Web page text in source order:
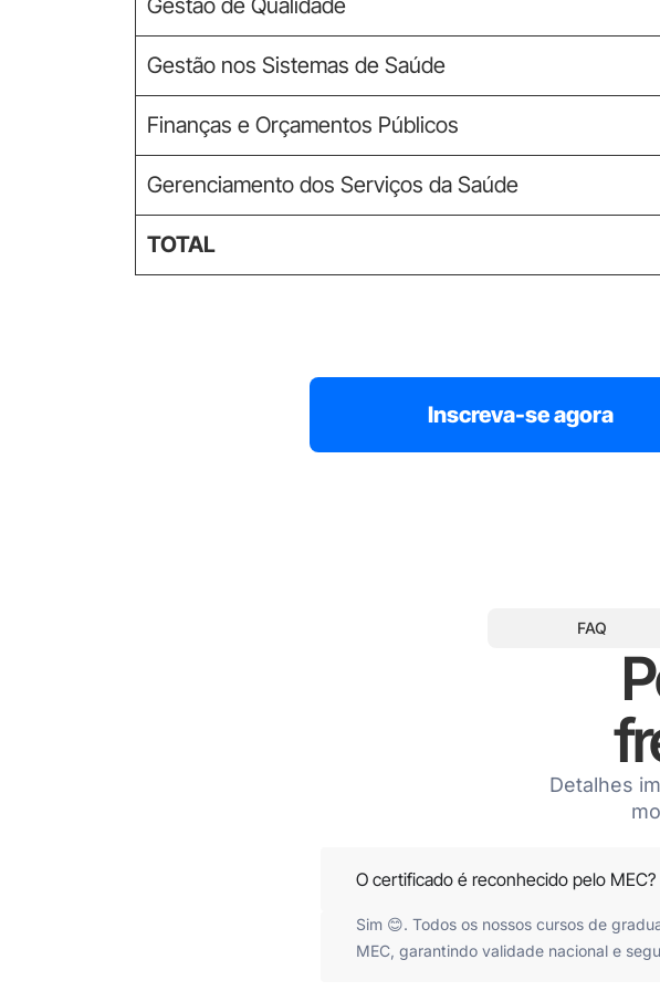
Gestão de Qualidade
Gestão nos Sistemas de Saúde
Finanças e Orçamentos Públicos
Gerenciamento dos Serviços da Saúde
TOTAL
Inscreva-se agora
FAQ
Detalhes
O certificado é reconhecido pelo MEC?
Sim 😊. Todos os nossos cursos de
MEC, garantindo validade nacional e